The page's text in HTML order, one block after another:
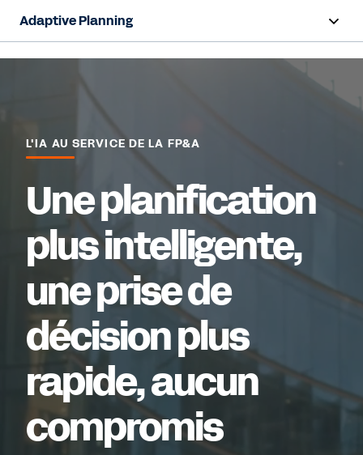
Adaptive Planning
Aperçu
Capacités d'IA
Produits
Ressources
Tarification
Voir la démo
L'IA AU SERVICE DE LA FP&A
Une planification
plus intelligente,
une prise de
décision plus
rapide, aucun
compromis